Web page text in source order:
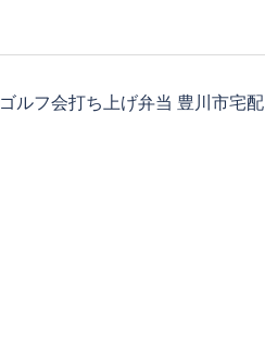
ゴルフ会打ち上げ弁当 豊川市宅配